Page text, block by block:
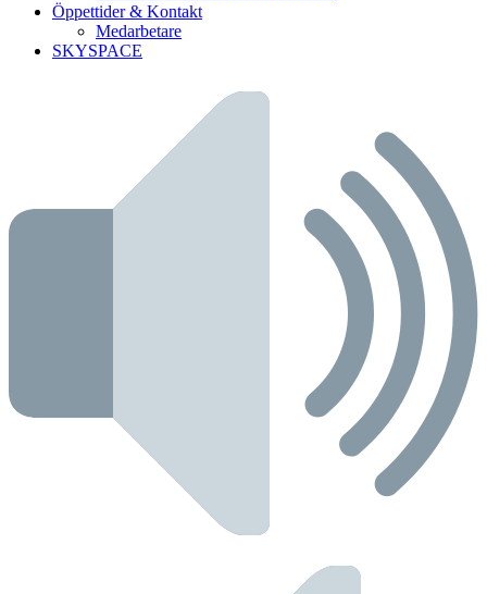
Öppettider & Kontakt
Medarbetare
SKYSPACE